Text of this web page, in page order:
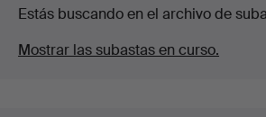
Estás buscando en el archivo de
Mostrar las subastas en curso.